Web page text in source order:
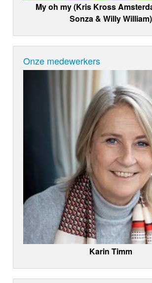
My oh my (Kris Kross
Sonza & Willy William)
Onze medewerkers
Karin Timm